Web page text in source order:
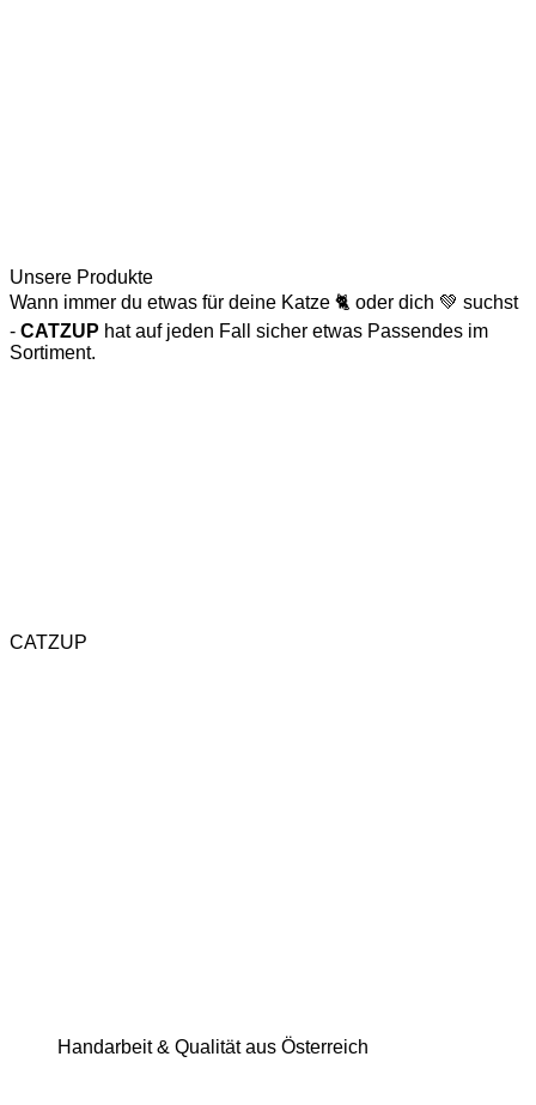
Unsere Produkte
Wann immer du etwas für deine Katze 🐈 oder dich 💚 suchst
- CATZUP hat auf jeden Fall sicher etwas Passendes im
Sortiment.
CATZUP
Handarbeit & Qualität aus Österreich